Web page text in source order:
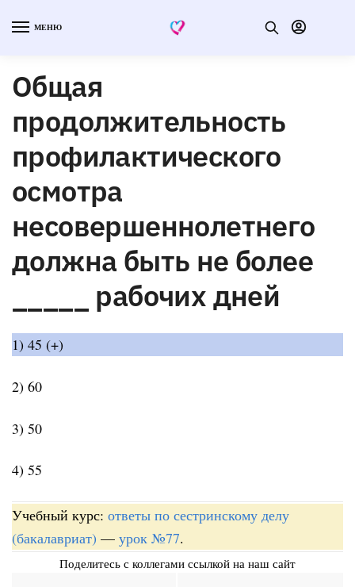
МЕНЮ
Общая
продолжительность
профилактического
осмотра
несовершеннолетнего
должна быть не более
_____ рабочих дней
1) 45 (+)
2) 60
3) 50
4) 55
Учебный курс: ответы по сестринскому делу
(бакалавриат) — урок №77.
Поделитесь с коллегами ссылкой на наш сайт